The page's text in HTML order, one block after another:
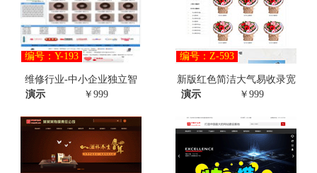
编号：Y-193
维修行业-中小企业独立智
演示
￥999
编号：Z-593
新版红色简洁大气易收录宽
演示
￥999